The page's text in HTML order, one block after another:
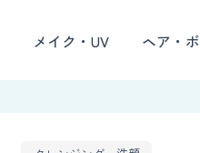
メイク・UV ヘア・